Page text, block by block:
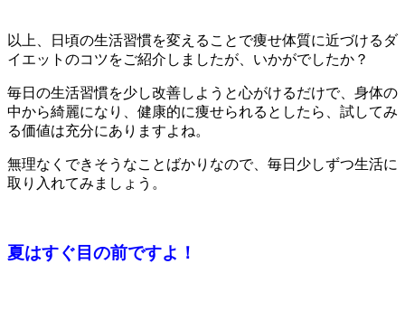
以上、日頃の生活習慣を変えることで痩せ体質に近づけるダ
イエットのコツをご紹介しましたが、いかがでしたか？
毎日の生活習慣を少し改善しようと心がけるだけで、身体の
中から綺麗になり、健康的に痩せられるとしたら、試してみ
る価値は充分にありますよね。
無理なくできそうなことばかりなので、毎日少しずつ生活に
取り入れてみましょう。
夏はすぐ目の前ですよ！